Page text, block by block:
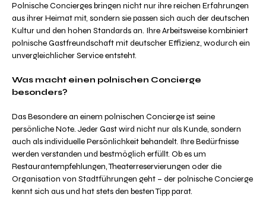
Polnische Concierges bringen nicht nur ihre reichen Erfahrungen
aus ihrer Heimat mit, sondern sie passen sich auch der deutschen
Kultur und den hohen Standards an. Ihre Arbeitsweise kombiniert
polnische Gastfreundschaft mit deutscher Effizienz, wodurch ein
unvergleichlicher Service entsteht.
Was macht einen polnischen Concierge
besonders?
Das Besondere an einem polnischen Concierge ist seine
persönliche Note. Jeder Gast wird nicht nur als Kunde, sondern
auch als individuelle Persönlichkeit behandelt. Ihre Bedürfnisse
werden verstanden und bestmöglich erfüllt. Ob es um
Restaurantempfehlungen, Theaterreservierungen oder die
Organisation von Stadtführungen geht – der polnische Concierge
kennt sich aus und hat stets den besten Tipp parat.